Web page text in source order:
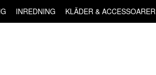
INREDNING KLÄDER & ACCESSOARER